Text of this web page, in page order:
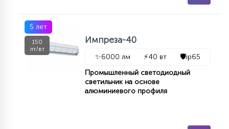
5 лет
150
лт/вт
Импреза-40
✨6000 лм ⚡40 вт 🛡️ip65
Промышленный светодиодный
светильник на основе
алюминиевого профиля